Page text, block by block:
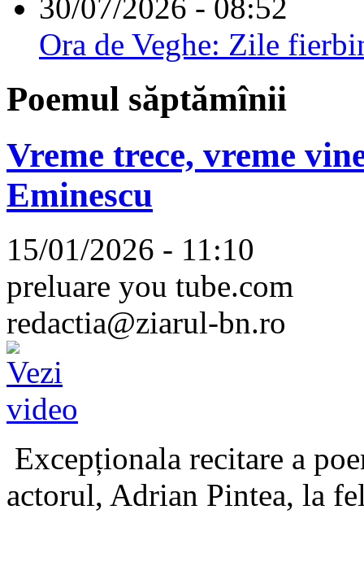
30/07/2026 - 08:52
Ora de Veghe: Zile
Poemul săptămînii
Vreme trece, vreme
Eminescu
15/01/2026 - 11:10
preluare you tube.com
redactia@ziarul-bn.ro
Excepționala recitare a
actorul, Adrian Pintea, la